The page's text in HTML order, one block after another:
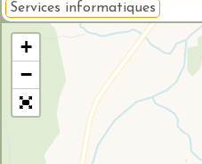
Services informatiques
Veuillez patienter
+
−